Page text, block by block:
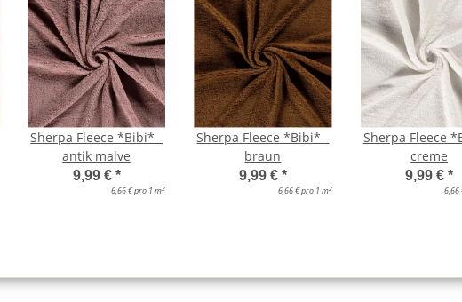
Sherpa Fleece *Bibi* -
antik malve
9,99 € *
6,66 € pro 1 m2
Sherpa Fleece *Bibi* -
braun
9,99 € *
6,66 € pro 1 m2
Sherpa Fleece
creme
9,99 €*
6,66